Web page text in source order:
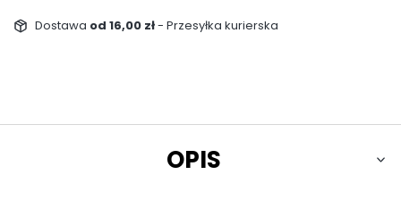
Dostawa od 16,00 zł- Przesyłka kurierska
OPIS